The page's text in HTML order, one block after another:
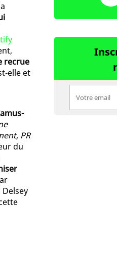
recrue
elle et
PR
du
Delsey